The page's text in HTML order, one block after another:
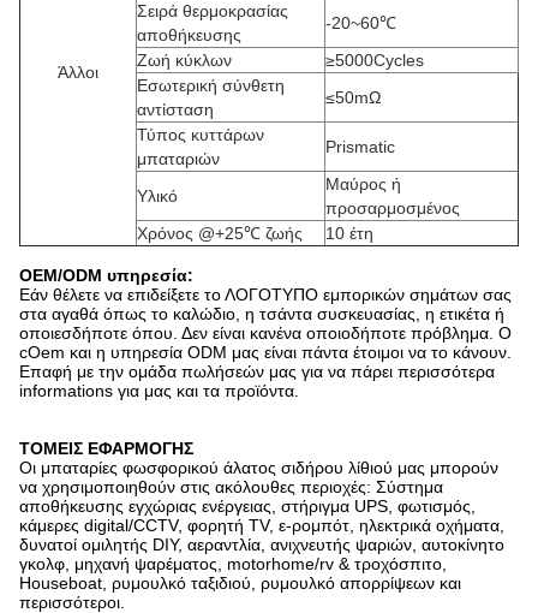
Άλλοι
Σειρά θερμοκρασίας
αποθήκευσης
-20~60℃
Ζωή κύκλων
≥5000Cycles
Εσωτερική σύνθετη
αντίσταση
≤50mΩ
Τύπος κυττάρων
μπαταριών
Prismatic
Υλικό
Μαύρος ή
προσαρμοσμένος
Χρόνος @+25℃ ζωής
10 έτη
OEM/ODM υπηρεσία:
Εάν θέλετε να επιδείξετε το ΛΟΓΟΤΥΠΟ εμπορικών σημάτων σας
στα αγαθά όπως το καλώδιο, η τσάντα συσκευασίας, η ετικέτα ή
οποιεσδήποτε όπου. Δεν είναι κανένα οποιοδήποτε πρόβλημα. Ο
cOem και η υπηρεσία ODM μας είναι πάντα έτοιμοι να το κάνουν.
Επαφή με την ομάδα πωλήσεών μας για να πάρει περισσότερα
informations για μας και τα προϊόντα.
ΤΟΜΕΙΣ ΕΦΑΡΜΟΓΗΣ
Οι μπαταρίες φωσφορικού άλατος σιδήρου λίθιού μας μπορούν
να χρησιμοποιηθούν στις ακόλουθες περιοχές: Σύστημα
αποθήκευσης εγχώριας ενέργειας, στήριγμα UPS, φωτισμός,
κάμερες digital/CCTV, φορητή TV, ε-ρομπότ, ηλεκτρικά οχήματα,
δυνατοί ομιλητής DIY, αεραντλία, ανιχνευτής ψαριών, αυτοκίνητο
γκολφ, μηχανή ψαρέματος, motorhome/rv & τροχόσπιτο,
Houseboat, ρυμουλκό ταξιδιού, ρυμουλκό απορρίψεων και
περισσότεροι.